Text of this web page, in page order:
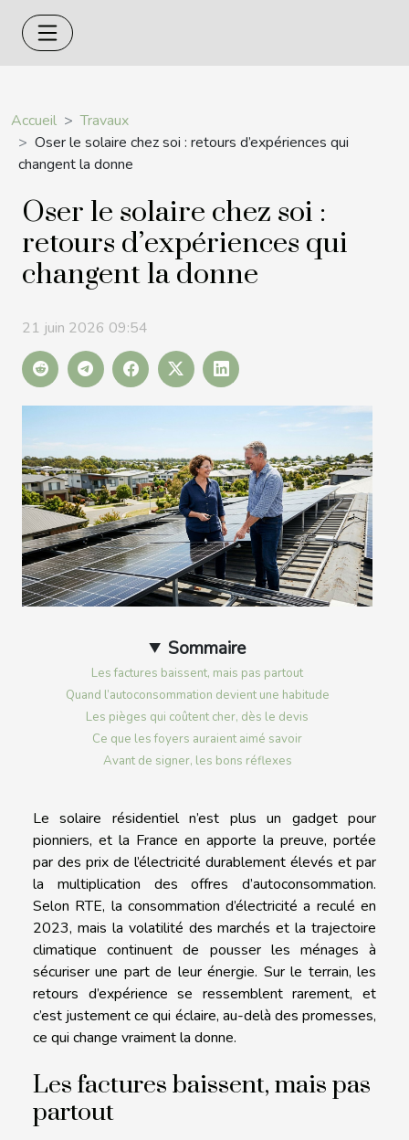
Accueil
Travaux
Oser le solaire chez soi : retours d’expériences qui
changent la donne
Oser le solaire chez soi :
retours d’expériences qui
changent la donne
21 juin 2026 09:54
Sommaire
Les factures baissent, mais pas partout
Quand l’autoconsommation devient une habitude
Les pièges qui coûtent cher, dès le devis
Ce que les foyers auraient aimé savoir
Avant de signer, les bons réflexes
Le solaire résidentiel n’est plus un gadget pour
pionniers, et la France en apporte la preuve, portée
par des prix de l’électricité durablement élevés et par
la multiplication des offres d’autoconsommation.
Selon RTE, la consommation d’électricité a reculé en
2023, mais la volatilité des marchés et la trajectoire
climatique continuent de pousser les ménages à
sécuriser une part de leur énergie. Sur le terrain, les
retours d’expérience se ressemblent rarement, et
c’est justement ce qui éclaire, au-delà des promesses,
ce qui change vraiment la donne.
Les factures baissent, mais pas
partout